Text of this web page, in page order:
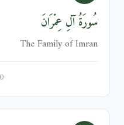
سُورَةُ آلِ عِمۡرَانَ
The Family of Imran